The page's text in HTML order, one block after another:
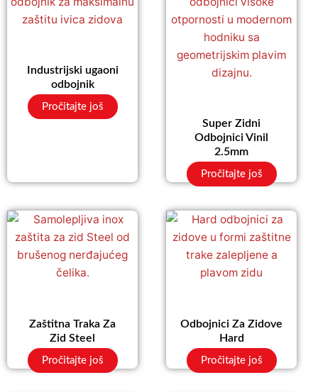
Industrijski ugaoni
odbojnik
Pročitajte još
Super Zidni
Odbojnici Vinil
2.5mm
Pročitajte još
Zaštitna Traka Za
Zid Steel
Pročitajte još
Odbojnici Za Zidove
Hard
Pročitajte još